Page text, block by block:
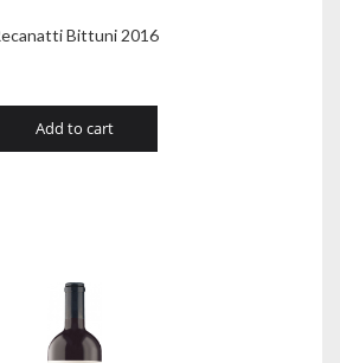
Bittuni 2016
Add to cart